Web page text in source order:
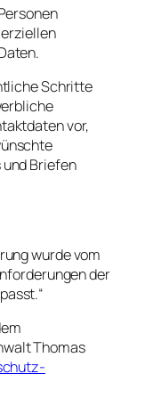
Schritte
vor,
Briefen
wurde vom
der
Thomas